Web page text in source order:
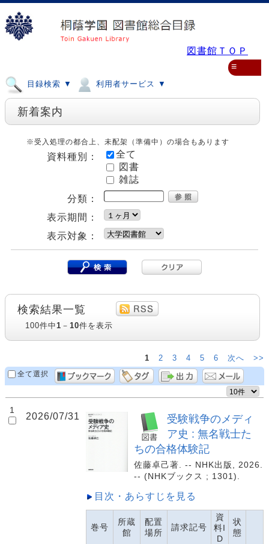
図書館ＴＯＰ
目録検索 ▼ 利用者サービス ▼
≡
新着案内
※受入処理の都合上、未配架（準備中）の場合もあります
資料種別：
全て
図書
雑誌
分類：
表示期間：
表示対象：
検索結果一覧
100件中 1 － 10件を表示
1 2 3 4 5 6 次へ
>>
全て選択
1
2026/07/31
受験戦争のメディ
ア史 : 無名戦士た
ちの合格体験記
佐藤卓己著. -- NHK出版, 2026.
-- (NHKブックス ; 1301).
目次・あらすじを見る
巻号
所蔵
館
配置
場所
請求記号
資
料I
D
状
態